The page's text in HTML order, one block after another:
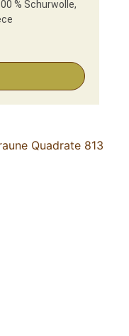
% Schurwolle,